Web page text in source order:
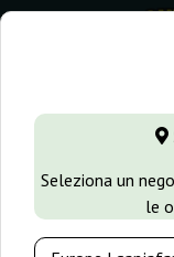
Seleziona un
le
GanjaFarmer.it
-25%
+ omaggi